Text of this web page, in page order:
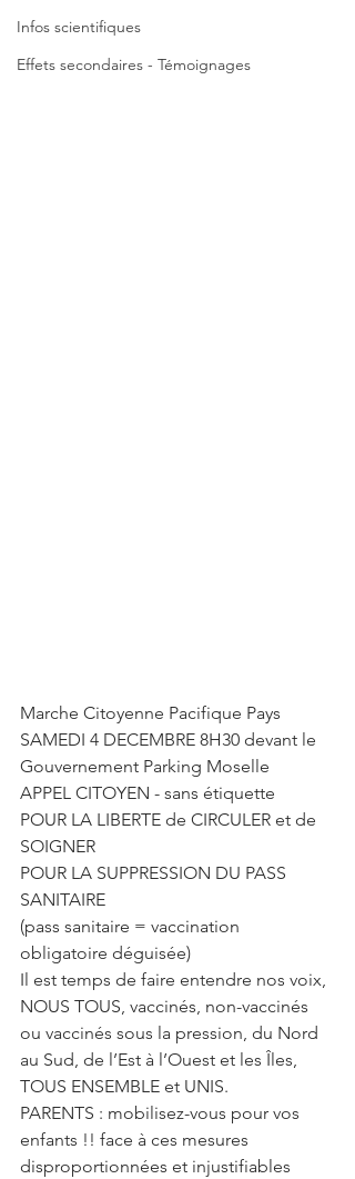
Infos scientifiques
Effets secondaires - Témoignages
Marche Citoyenne Pacifique Pays
SAMEDI 4 DECEMBRE 8H30 devant le
Gouvernement Parking Moselle
APPEL CITOYEN - sans étiquette
POUR LA LIBERTE de CIRCULER et de
SOIGNER
POUR LA SUPPRESSION DU PASS
SANITAIRE
(pass sanitaire = vaccination
obligatoire déguisée)
Il est temps de faire entendre nos voix,
NOUS TOUS, vaccinés, non-vaccinés
ou vaccinés sous la pression, du Nord
au Sud, de l’Est à l’Ouest et les Îles,
TOUS ENSEMBLE et UNIS.
PARENTS : mobilisez-vous pour vos
enfants !! face à ces mesures
disproportionnées et injustifiables